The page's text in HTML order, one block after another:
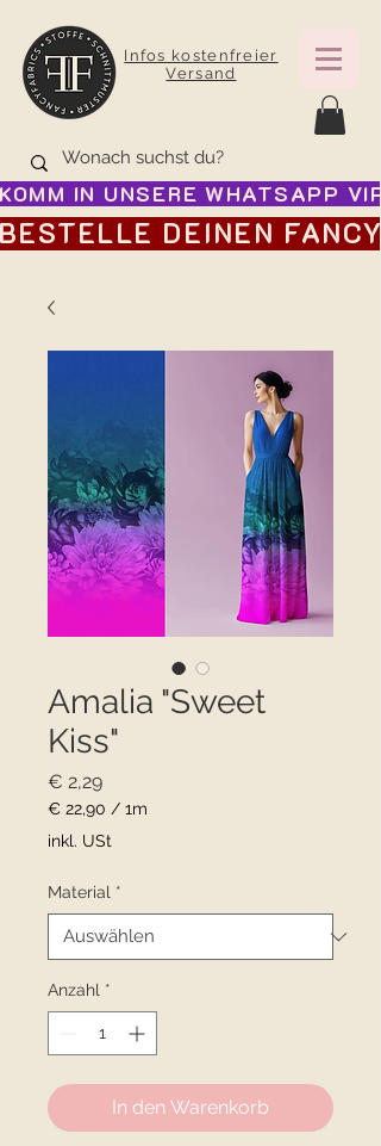
Infos kostenfreier
Versand
KOMM IN UNSERE WHATSAPP
BESTELLE DEINEN
Amalia "Sweet
Kiss"
€ 2,29Preis
€ 22,90 / 1m
€ 22,90
Meter
inkl. USt
Material *
Anzahl *
In den Warenkorb